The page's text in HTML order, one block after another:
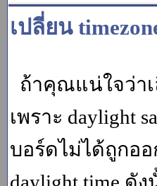
เปลี่ยน
ถ้าคุณแน่ใจว่าเ
เพราะ daylight
บอร์ดไม่ได้ถูกอ